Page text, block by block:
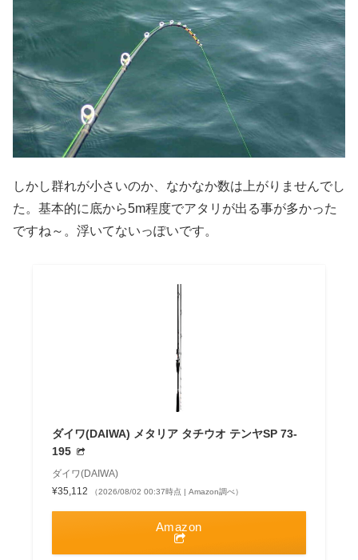
しかし群れが小さいのか、なかなか数は上がりませんでし
た。基本的に底から5m程度でアタリが出る事が多かった
ですね～。浮いてないっぽいです。
ダイワ(DAIWA) メタリア タチウオ テンヤSP 73-
195
ダイワ(DAIWA)
¥35,112
（2026/08/02 00:37時点 | Amazon調べ）
Amazon